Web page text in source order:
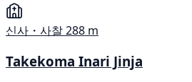
신사・사찰288 m
Takekoma Inari Jinja